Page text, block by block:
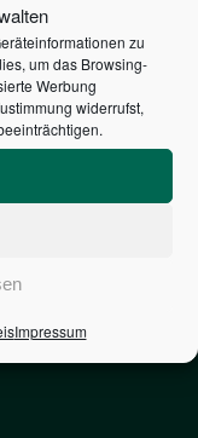
zu
um das Browsing-
Werbung
widerrufst,
Impressum
CANVAS
€
Warenkorb